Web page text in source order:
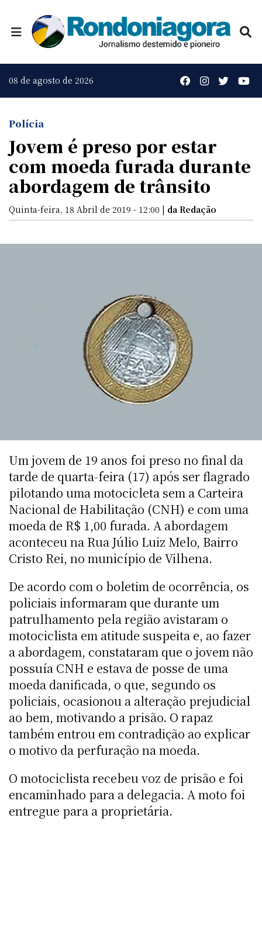
08 de agosto de 2026
Polícia
Jovem é preso por estar
com moeda furada durante
abordagem de trânsito
Quinta-feira, 18 Abril de 2019 - 12:00 | da Redação
Um jovem de 19 anos foi preso no final da
tarde de quarta-feira (17) após ser flagrado
pilotando uma motocicleta sem a Carteira
Nacional de Habilitação (CNH) e com uma
moeda de R$ 1,00 furada. A abordagem
aconteceu na Rua Júlio Luiz Melo, Bairro
Cristo Rei, no município de Vilhena.
De acordo com o boletim de ocorrência, os
policiais informaram que durante um
patrulhamento pela região avistaram o
motociclista em atitude suspeita e, ao fazer
a abordagem, constataram que o jovem não
possuía CNH e estava de posse de uma
moeda danificada, o que, segundo os
policiais, ocasionou a alteração prejudicial
ao bem, motivando a prisão. O rapaz
também entrou em contradição ao explicar
o motivo da perfuração na moeda.
O motociclista recebeu voz de prisão e foi
encaminhado para a delegacia. A moto foi
entregue para a proprietária.